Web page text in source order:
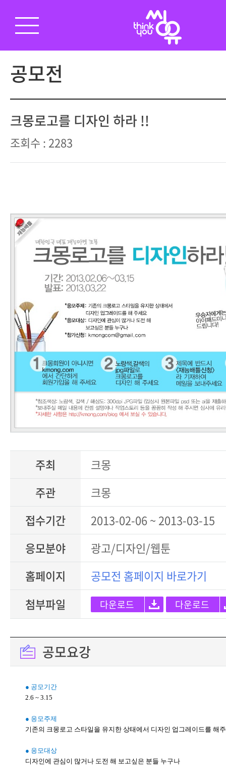
공모전
크몽로고를 디자인 하라 !!
조회수 : 2283
주최
크몽
주관
크몽
접수기간
2013-02-06 ~ 2013-03-15
응모분야
광고/디자인/웹툰
홈페이지
공모전 홈페이지 바로가기
첨부파일
다운로드 다운로드
공모요강
● 공모기간
2.6 ~ 3.15
● 응모주제
기존의 크몽로고 스타일을 유지한 상태에서 디자인 업그레이드를 해
● 응모대상
디자인에 관심이 많거나 도전 해 보고싶은 분들 누구나